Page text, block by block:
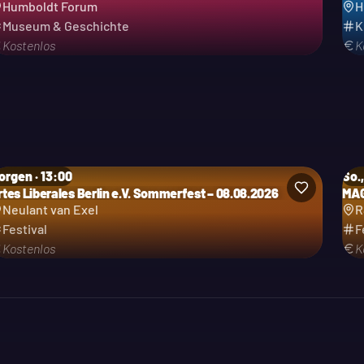
Humboldt Forum
Museum & Geschichte
Kostenlos
· 13:00
Liberales Berlin e.V. Sommerfest – 08.08.2026
Neulant van Exel
Festival
Kostenlos
Festival